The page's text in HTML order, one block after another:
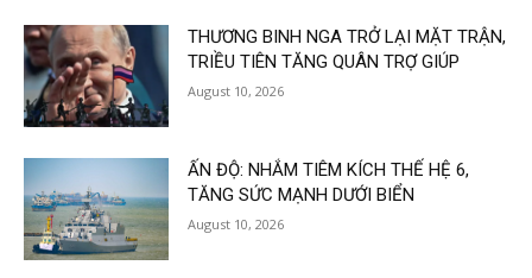
THƯƠNG BINH NGA TRỞ LẠI MẶT TRẬN,
TRIỀU TIÊN TĂNG QUÂN TRỢ GIÚP
August 10, 2026
ẤN ĐỘ: NHẮM TIÊM KÍCH THẾ HỆ 6,
TĂNG SỨC MẠNH DƯỚI BIỂN
August 10, 2026